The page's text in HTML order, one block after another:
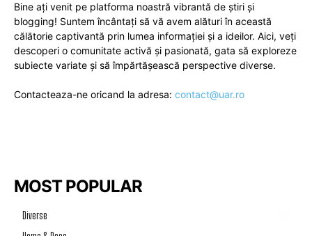
Bine ați venit pe platforma noastră vibrantă de știri și
blogging! Suntem încântați să vă avem alături în această
călătorie captivantă prin lumea informației și a ideilor. Aici, veți
descoperi o comunitate activă și pasionată, gata să exploreze
subiecte variate și să împărtășească perspective diverse.
Contacteaza-ne oricand la adresa: contact@uar.ro
MOST POPULAR
Diverse